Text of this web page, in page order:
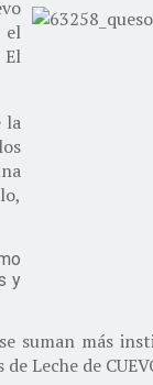
el
El
la
y
suman más
Leche de